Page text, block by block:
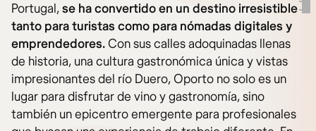
Portugal,se ha convertido en un destino irresistible
tanto para turistas como para nómadas digitales y
emprendedores.Con sus calles adoquinadas llenas
de historia, una cultura gastronómica única y vistas
impresionantes del río Duero, Oporto no solo es un
lugar para disfrutar de vino y gastronomía, sino
también un epicentro emergente para profesionales